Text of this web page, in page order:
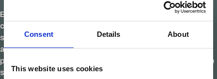
Consent Details About
This website uses cookies
Este proceso de fabricación consigue reducir
considerablemente los tiempos de construcción gracias a
su producción completamente mecanizada. A parte, la
aplicación de nuevas tecnologías permite una gran
precisión a la hora de aplicar los acabados, además de que
sean fácilmente accesibles y por lo tanto más económicas.